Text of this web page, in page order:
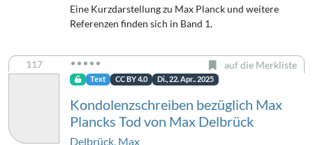
Eine Kurzdarstellung zu Max Planck und weitere
Referenzen finden sich in Band 1.
117 auf die Merkliste
Text CC BY 4.0 Di., 22. Apr.. 2025
Kondolenzschreiben bezüglich Max
Plancks Tod von Max Delbrück
Delbrück, Max